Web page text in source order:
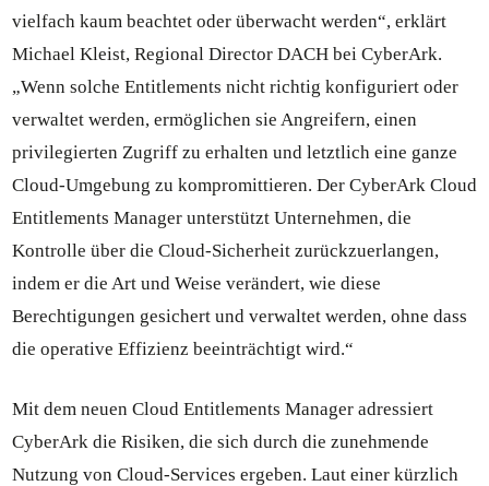
vielfach kaum beachtet oder überwacht werden“, erklärt
Michael Kleist, Regional Director DACH bei CyberArk.
„Wenn solche Entitlements nicht richtig konfiguriert oder
verwaltet werden, ermöglichen sie Angreifern, einen
privilegierten Zugriff zu erhalten und letztlich eine ganze
Cloud-Umgebung zu kompromittieren. Der CyberArk Cloud
Entitlements Manager unterstützt Unternehmen, die
Kontrolle über die Cloud-Sicherheit zurückzuerlangen,
indem er die Art und Weise verändert, wie diese
Berechtigungen gesichert und verwaltet werden, ohne dass
die operative Effizienz beeinträchtigt wird.“
Mit dem neuen Cloud Entitlements Manager adressiert
CyberArk die Risiken, die sich durch die zunehmende
Nutzung von Cloud-Services ergeben. Laut einer kürzlich